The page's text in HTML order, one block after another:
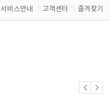
서비스안내 고객센터 즐겨찾기